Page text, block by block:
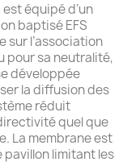
équipé d’un
baptisé EFS
sur l’association
pour sa neutralité,
développée
la diffusion des
réduit
quel que
La membrane est
pavillon limitant les